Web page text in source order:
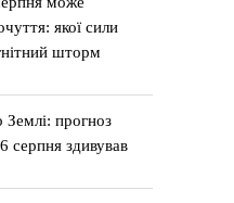
якої сили
шторм
прогноз
серпня здивував